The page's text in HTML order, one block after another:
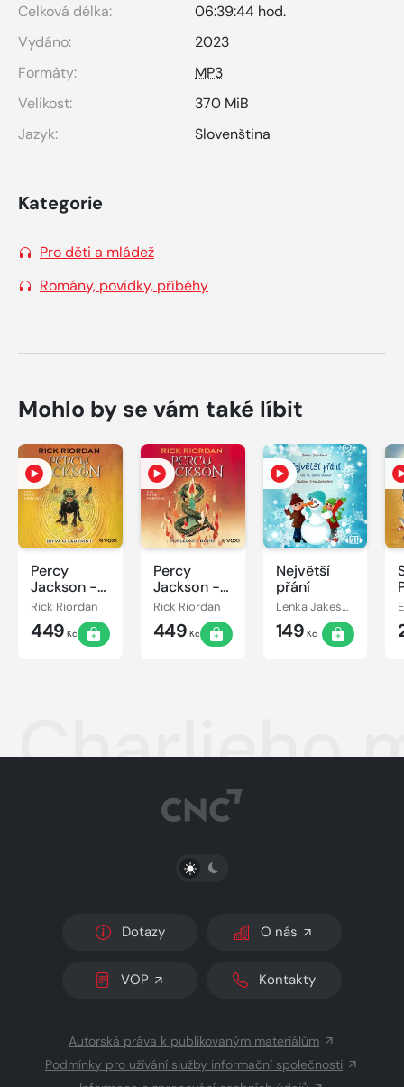
Celková délka:
06:39:44 hod.
Vydáno:
2023
Formáty:
MP3
Velikost:
370 MiB
Jazyk:
Slovenština
Kategorie
Pro děti a mládež
Romány, povídky, příběhy
Mohlo by se vám také líbit
Percy
Jackson -
Bitva o
labyrint
Rick Riordan
449 Kč
Percy
Jackson -
Poslední z
bohů
Rick Riordan
449 Kč
Největší
přání
Lenka Jakešová
149 Kč
Charlieho
PŘEPNOUT SVĚTLÝ/TMAVÝ REŽIM
Dotazy O nás
VOP Kontakty
Autorská práva k publikovaným materiálům
Podmínky pro užívání služby informační společnosti